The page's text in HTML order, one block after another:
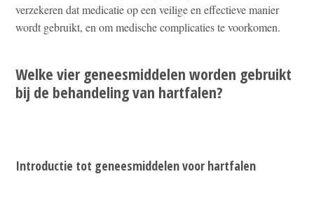
verzekeren dat medicatie op een veilige en effectieve manier
wordt gebruikt, en om medische complicaties te voorkomen.
Welke vier geneesmiddelen worden gebruikt
bij de behandeling van hartfalen?
Introductie tot geneesmiddelen voor hartfalen